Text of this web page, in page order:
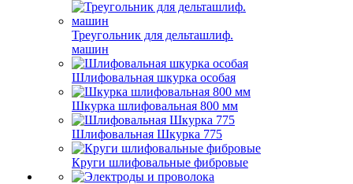
Треугольник для дельташлиф.
машин
Шлифовальная шкурка особая
Шкурка шлифовальная 800 мм
Шлифовальная Шкурка 775
Круги шлифовальные фибровые